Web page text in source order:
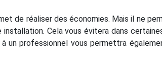
de réaliser des économies. Mais il ne
Cela vous évitera dans
un professionnel vous permettra